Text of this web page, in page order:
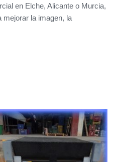
en Elche, Alicante o Murcia,
mejorar la imagen, la